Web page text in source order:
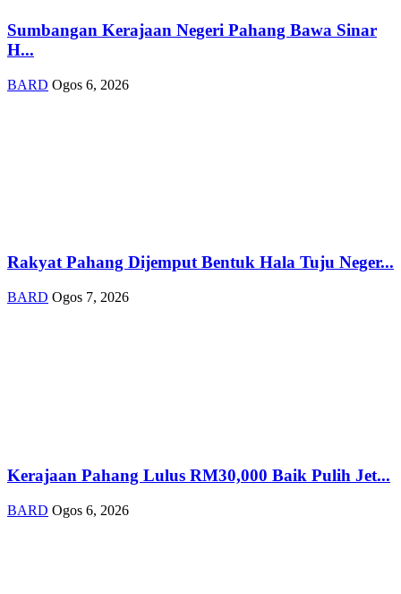
Sumbangan Kerajaan Negeri Pahang Bawa Sinar
H...
BARD Ogos 6, 2026
Rakyat Pahang Dijemput Bentuk Hala Tuju Neger...
BARD Ogos 7, 2026
Kerajaan Pahang Lulus RM30,000 Baik Pulih Jet...
BARD Ogos 6, 2026